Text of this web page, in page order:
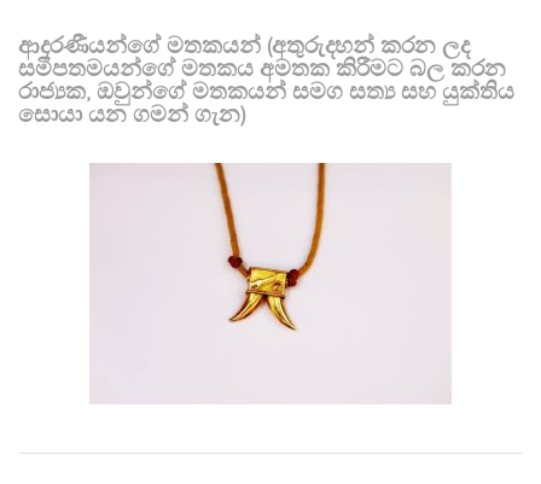
ආදරණීයන්ගේ මතකයන් (අතුරුදහන් කරන ලද
සමීපතමයන්ගේ මතකය අමතක කිරීමට බල කරන
රාජ්‍යක, ඔවුන්ගේ මතකයන් සමග සත්‍ය සහ යුක්තිය
සොයා යන ගමන් ගැන)